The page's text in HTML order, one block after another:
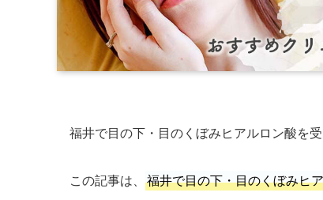
福井で目の下・目のくぼみヒアルロン酸を
この記事は、 福井で目の下・目のくぼみヒ